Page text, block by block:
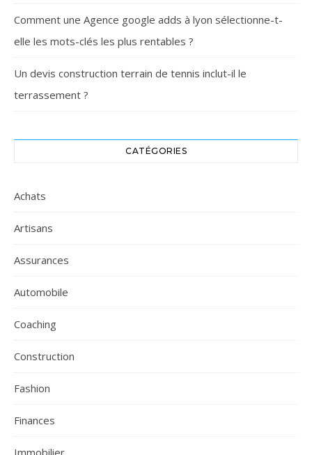
Comment une Agence google adds à lyon sélectionne-t-
elle les mots-clés les plus rentables ?
Un devis construction terrain de tennis inclut-il le
terrassement ?
CATÉGORIES
Achats
Artisans
Assurances
Automobile
Coaching
Construction
Fashion
Finances
Immobilier